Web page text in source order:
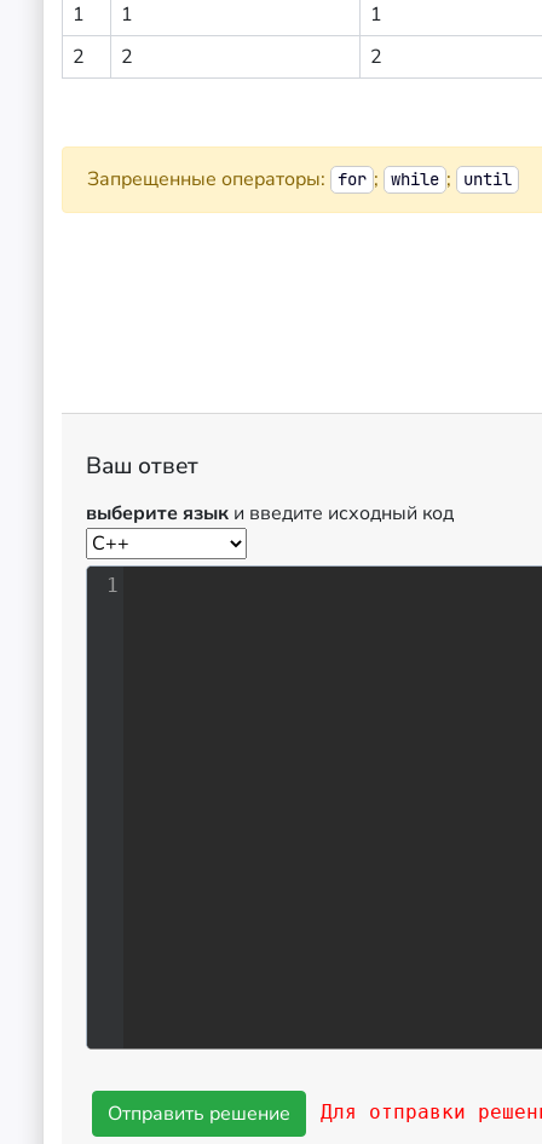
1
1
1
2
2 2
Запрещенные операторы: for ; while ; until
Ваш ответ
выберите язык и введите исходный код
1
Для отправки